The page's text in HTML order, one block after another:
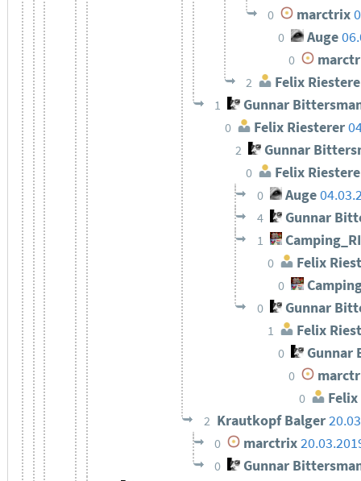
0 marctrix
0 Auge
0
2 Felix
1 Gunnar
0 Felix Riesterer
2 Gunnar
0 Felix
0 Auge
4 Gunnar
1
0 Felix
0
0 Gunnar
1 Felix
0 Gunnar
0
0
2 Krautkopf Balger
0 marctrix
0 Gunnar